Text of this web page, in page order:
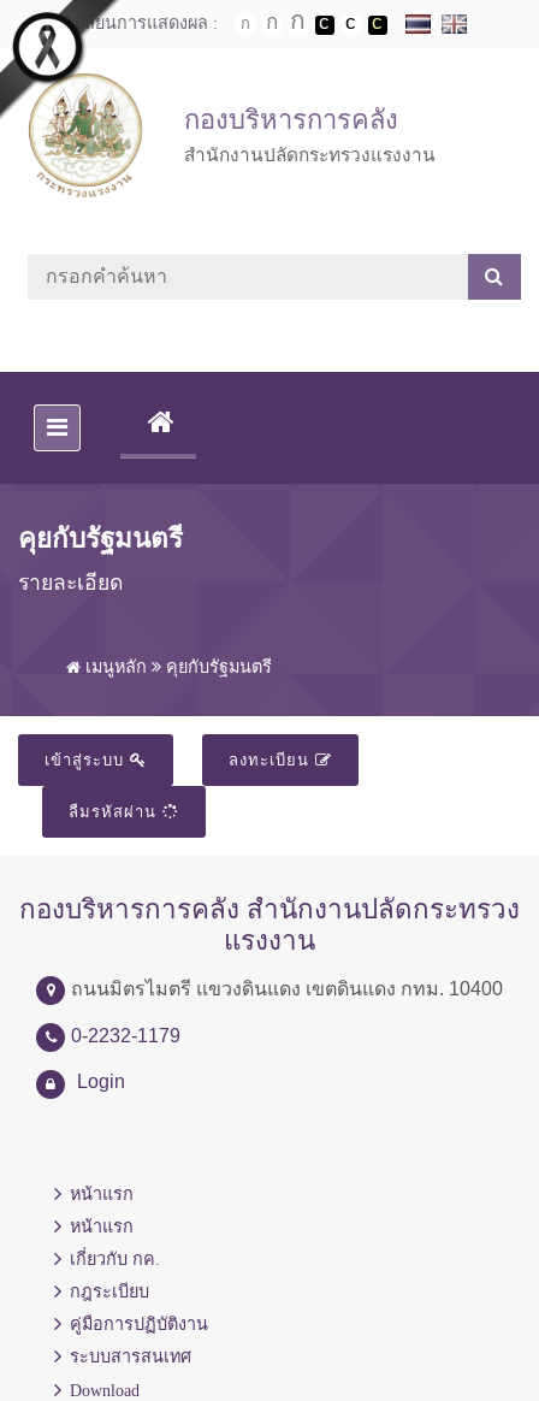
Skip to main content
เปลี่ยนการแสดงผล :
กองบริหารการคลัง
สำนักงานปลัดกระทรวงแรงงาน
(CURRENT)
คุยกับรัฐมนตรี
รายละเอียด
เมนูหลัก คุยกับรัฐมนตรี
เข้าสู่ระบบ ลงทะเบียน
ลืมรหัสผ่าน
กองบริหารการคลัง สำนักงานปลัดกระทรวง
แรงงาน
ถนนมิตรไมตรี แขวงดินแดง เขตดินแดง กทม. 10400
0-2232-1179
Login
หน้าแรก
หน้าแรก
เกี่ยวกับ กค.
กฎระเบียบ
คู่มือการปฏิบัติงาน
ระบบสารสนเทศ
Download